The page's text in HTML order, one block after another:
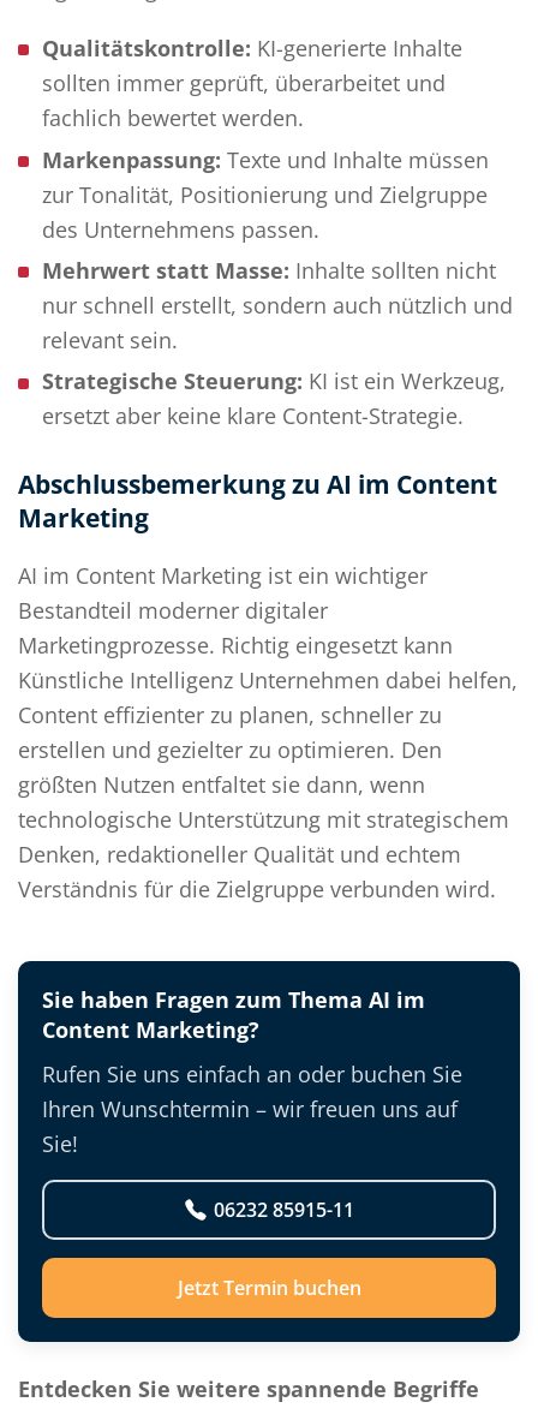
Qualitätskontrolle: KI-generierte Inhalte
sollten immer geprüft, überarbeitet und
fachlich bewertet werden.
Markenpassung: Texte und Inhalte müssen
zur Tonalität, Positionierung und Zielgruppe
des Unternehmens passen.
Mehrwert statt Masse: Inhalte sollten nicht
nur schnell erstellt, sondern auch nützlich und
relevant sein.
Strategische Steuerung: KI ist ein Werkzeug,
ersetzt aber keine klare Content-Strategie.
Abschlussbemerkung zu AI im Content
Marketing
AI im Content Marketing ist ein wichtiger
Bestandteil moderner digitaler
Marketingprozesse. Richtig eingesetzt kann
Künstliche Intelligenz Unternehmen dabei helfen,
Content effizienter zu planen, schneller zu
erstellen und gezielter zu optimieren. Den
größten Nutzen entfaltet sie dann, wenn
technologische Unterstützung mit strategischem
Denken, redaktioneller Qualität und echtem
Verständnis für die Zielgruppe verbunden wird.
Sie haben Fragen zum Thema AI im
Content Marketing?
Rufen Sie uns einfach an oder buchen Sie
Ihren Wunschtermin – wir freuen uns auf
Sie!
06232 85915-11
Jetzt Termin buchen
Entdecken Sie weitere spannende Begriffe